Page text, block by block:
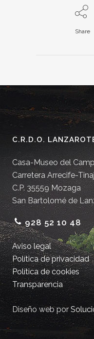
Share
C.R.D.O.
Casa-Museo del
Carretera Arrecife-
C.P. 35559 Mozaga
San Bartolomé de
928 52 10 48
Aviso legal
Política de privacidad
Política de cookies
Transparencia
Diseño web por